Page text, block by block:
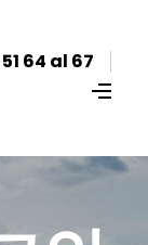
64 al 67